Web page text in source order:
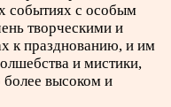
событиях с особым
творческими и
к празднованию, и им
и мистики,
высоком и